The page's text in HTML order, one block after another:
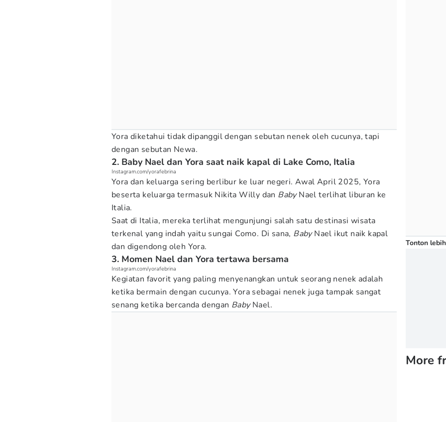
Yora diketahui tidak dipanggil dengan sebutan nenek oleh cucunya, tapi
dengan sebutan Newa.
2. Baby Nael dan Yora saat naik kapal di Lake Como, Italia
Instagram.com/yorafebrina
Yora dan keluarga sering berlibur ke luar negeri. Awal April 2025, Yora
beserta keluarga termasuk Nikita Willy dan BabyNael terlihat liburan ke
Italia.
Saat di Italia, mereka terlihat mengunjungi salah satu destinasi wisata
terkenal yang indah yaitu sungai Como. Di sana, BabyNael ikut naik kapal
dan digendong oleh Yora.
3. Momen Nael dan Yora tertawa bersama
Instagram.com/yorafebrina
Kegiatan favorit yang paling menyenangkan untuk seorang nenek adalah
ketika bermain dengan cucunya. Yora sebagai nenek juga tampak sangat
senang ketika bercanda dengan BabyNael.
Tonton
More